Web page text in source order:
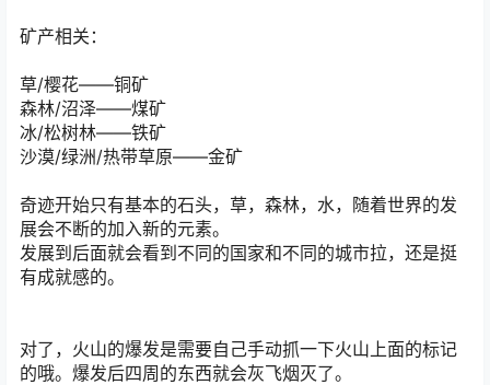
矿产相关：
草/樱花——铜矿
森林/沼泽——煤矿
冰/松树林——铁矿
沙漠/绿洲/热带草原——金矿
奇迹开始只有基本的石头，草，森林，水，随着世界的发
展会不断的加入新的元素。
发展到后面就会看到不同的国家和不同的城市拉，还是挺
有成就感的。
对了，火山的爆发是需要自己手动抓一下火山上面的标记
的哦。爆发后四周的东西就会灰飞烟灭了。